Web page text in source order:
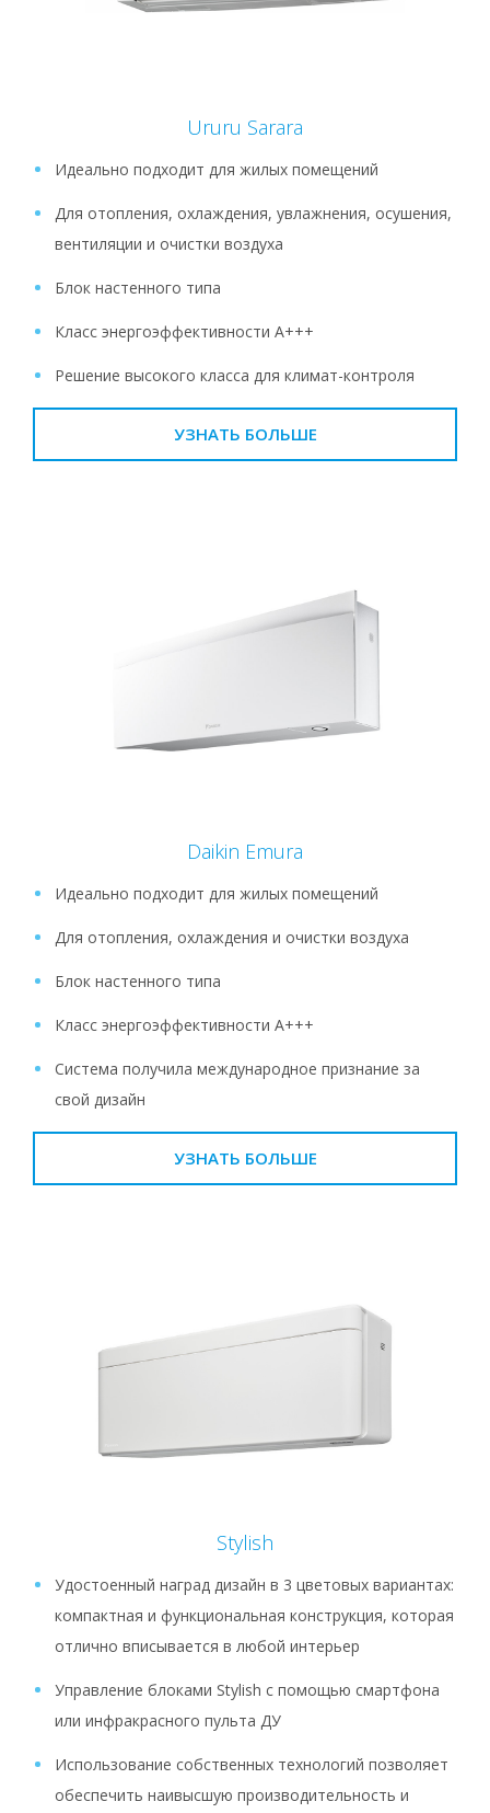
Ururu Sarara
Идеально подходит для жилых помещений
Для отопления, охлаждения, увлажнения, осушения,
вентиляции и очистки воздуха
Блок настенного типа
Класс энергоэффективности A+++
Решение высокого класса для климат-контроля
УЗНАТЬ БОЛЬШЕ
Daikin Emura
Идеально подходит для жилых помещений
Для отопления, охлаждения и очистки воздуха
Блок настенного типа
Класс энергоэффективности A+++
Система получила международное признание за
свой дизайн
УЗНАТЬ БОЛЬШЕ
Stylish
Удостоенный наград дизайн в 3 цветовых вариантах:
компактная и функциональная конструкция, которая
отлично вписывается в любой интерьер
Управление блоками Stylish с помощью смартфона
или инфракрасного пульта ДУ
Использование собственных технологий позволяет
обеспечить наивысшую производительность и